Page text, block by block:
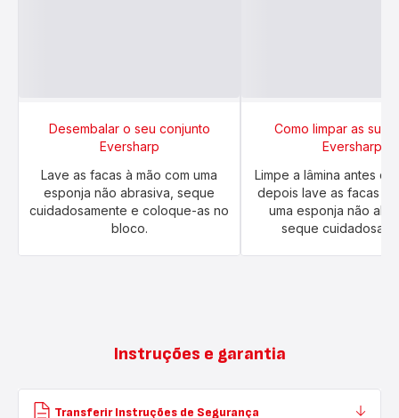
Desembalar o seu conjunto
Eversharp
Lave as facas à mão com uma
esponja não abrasiva, seque
cuidadosamente e coloque-as no
bloco.
Como limpar as suas
Eversharp
Limpe a lâmina antes de
depois lave as facas à
uma esponja não
seque
Instruções e garantia
Transferir Instruções de Segurança